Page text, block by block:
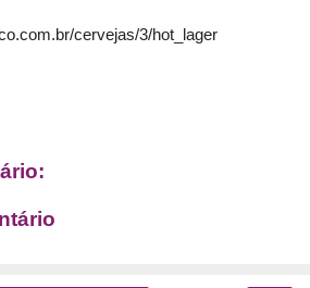
cervejas/3/hot_lager